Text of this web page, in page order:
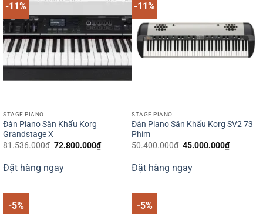
-11%
STAGE PIANO
Đàn Piano Sân Khấu Korg
Grandstage X
81.536.000₫ Giá
81.536.000₫.
72.800.000₫Giá
hiện
72.800.000₫.
Đặt hàng ngay
-11%
STAGE PIANO
Đàn Piano Sân Khấu Korg SV2 73
Phím
50.400.000₫ Giá
50.400.000₫.
45.000.000₫Giá
hiện
Đặt hàng ngay
-5% -5%